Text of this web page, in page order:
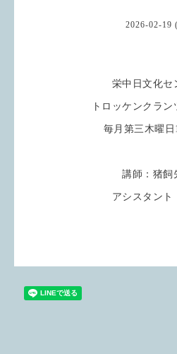
2026-02-19
栄中日文化セ
トロッケンクラ
毎月第三木曜日
講師：猪飼
アシスタント